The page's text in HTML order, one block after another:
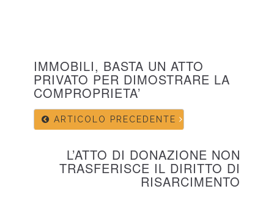
IMMOBILI, BASTA UN ATTO
PRIVATO PER DIMOSTRARE LA
COMPROPRIETA’
ARTICOLO PRECEDENTE
L’ATTO DI DONAZIONE NON
TRASFERISCE IL DIRITTO DI
RISARCIMENTO